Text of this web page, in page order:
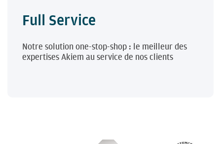
Full Service
Notre solution one-stop-shop : le meilleur des
expertises Akiem au service de nos clients